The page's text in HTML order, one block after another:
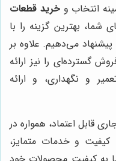
انتخاب وخرید قطعات
شما، بهترین گزینه را با
می‌دهیم. علاوه بر
گسترده‌ای را نیز ارائه
و نگهداری، و ارائه
قابل اعتماد، همواره در
و خدمات متمایز،